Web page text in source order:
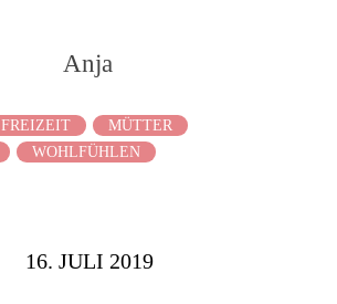
Anja
FREIZEIT
MÜTTER
WOHLFÜHLEN
16. JULI 2019